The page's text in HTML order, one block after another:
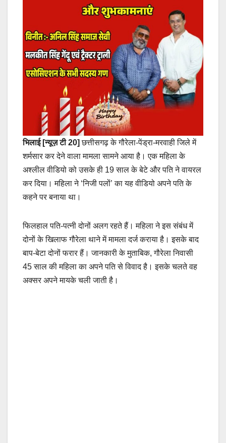
भिलाई [न्यूज़ टी 20]छत्तीसगढ़ के गौरेला-पेंड्रा-मरवाही जिले में
शर्मसार कर देने वाला मामला सामने आया है। एक महिला के
अश्लील वीडियो को उसके ही 19 साल के बेटे और पति ने वायरल
कर दिया। महिला ने ‘निजी पलों’ का यह वीडियो अपने पति के
कहने पर बनाया था।
फिलहाल पति-पत्नी दोनों अलग रहते हैं। महिला ने इस संबंध में
दोनों के खिलाफ गौरेला थाने में मामला दर्ज कराया है। इसके बाद
बाप-बेटा दोनों फरार हैं। जानकारी के मुताबिक, गौरेला निवासी
45 साल की महिला का अपने पति से विवाद है। इसके चलते वह
अक्सर अपने मायके चली जाती है।